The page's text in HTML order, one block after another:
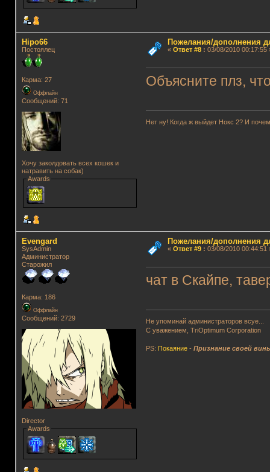
Hipo66
Постоялец
Карма: 27
Оффлайн
Сообщений: 71
Хочу заколдовать всех кошек и
натравить на собак)
Awards
Пожелания/дополнения
« Ответ #8: 03/08/2010 00:17:55
Объясните плз,
Нет ну! Когда ж выйдет Нокс 2? И
Evengard
SysAdmin
Администратор
Старожил
Карма: 186
Оффлайн
Сообщений: 2729
Director
Awards
Пожелания/дополнения
« Ответ #9: 03/08/2010 00:44:51
чат в Скайпе,
Не упоминай администраторов всуе...
С уважением, TriOptimum Corporation
PS: Покаяние -Признание своей